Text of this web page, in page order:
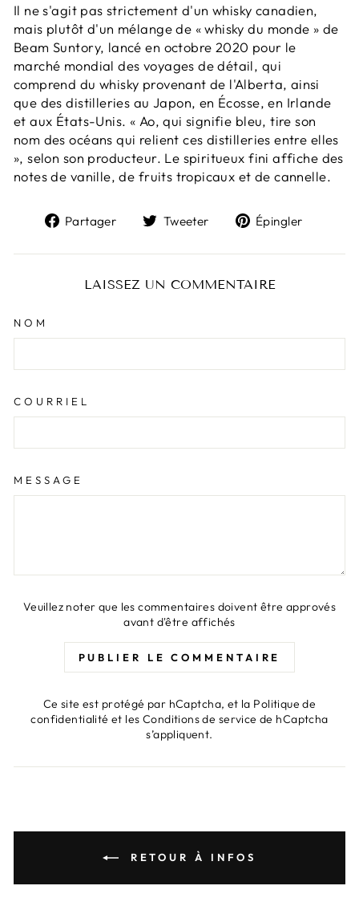
Il ne s'agit pas strictement d'un whisky canadien,
mais plutôt d'un mélange de « whisky du monde » de
Beam Suntory, lancé en octobre 2020 pour le
marché mondial des voyages de détail, qui
comprend du whisky provenant de l'Alberta, ainsi
que des distilleries au Japon, en Écosse, en Irlande
et aux États-Unis. « Ao, qui signifie bleu, tire son
nom des océans qui relient ces distilleries entre elles
», selon son producteur. Le spiritueux fini affiche des
notes de vanille, de fruits tropicaux et de cannelle.
Partager
Partager
Facebook
Tweeter
Tweeter
Twitter
Épingler
LAISSEZ UN COMMENTAIRE
NOM
COURRIEL
MESSAGE
Veuillez noter que les commentaires doivent être approvés
avant d'être affichés
PUBLIER LE COMMENTAIRE
Ce site est protégé par hCaptcha, et la Politique de
confidentialité et les Conditions de service de hCaptcha
s’appliquent.
RETOUR À INFOS